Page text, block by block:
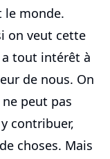
le monde.
on veut cette
tout intérêt à
de nous. On
peut pas
contribuer,
choses. Mais